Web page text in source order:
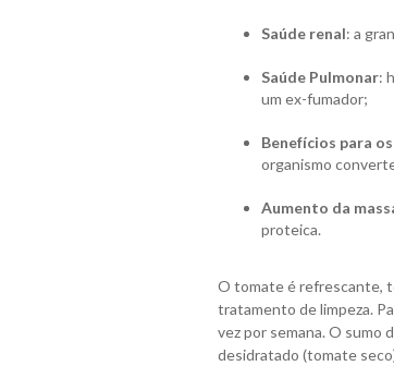
Saúde renal: a
Saúde Pulmonar:
um ex-fumador;
Benefícios para
organismo
Aumento da
proteica.
O tomate é refrescante,
tratamento de limpeza.
vez por semana. O sumo
desidratado (tomate